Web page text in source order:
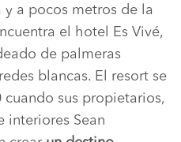
y a pocos metros de la
el hotel Es Vivé,
de palmeras
blancas. El resort se
cuando sus propietarios,
interiores Sean